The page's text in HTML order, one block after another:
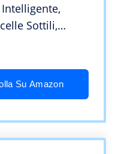
Sottili,
la Qualità,
Su Amazon